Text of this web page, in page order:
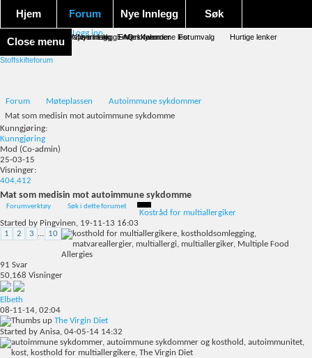
Hjem Forum
Nye innlegg FAQ Kalender Forumvalg Hurtige lenker
Nye Innlegg
Nye innlegg Merk forumene lest
Søk
Avansert søk Emneskyen
Close menu
Logg inn
Stoffskifteforum
Forum Møteplassen
Autoimmune sykdommer
Mat som medisin mot autoimmune sykdomme
Kunngjøring:
Kunngjøring
Mod (Co-admin)
25-03-15
Visninger:
404,412
Mat som medisin mot autoimmune sykdomme
Forumverktøy Søk i dette forumet
Kostråd for multiallergiker
Started by Pingvinen, 19-11-13 16:03
1
2 3 ... 10
91 Svar
50,168 Visninger
Elbeth
08-11-14, 02:04
The Virgin Diet
Started by Anisa, 04-05-14 14:32